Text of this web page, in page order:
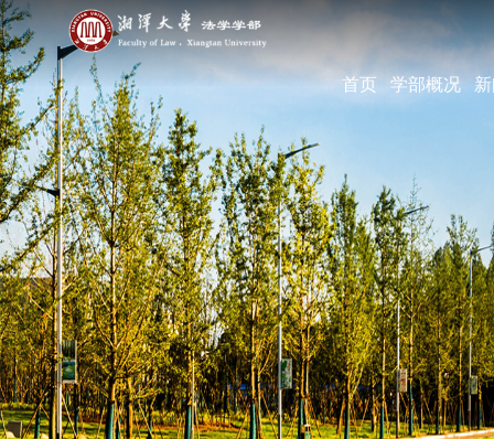
首页 学部概况
现任领导
机构设置
学部宣传片
部长寄语